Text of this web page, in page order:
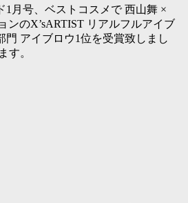
1月号、ベストコスメで 西山舞 ×
ンのX’sARTIST リアルフルアイブ
門 アイブロウ1位を受賞致しまし
す。